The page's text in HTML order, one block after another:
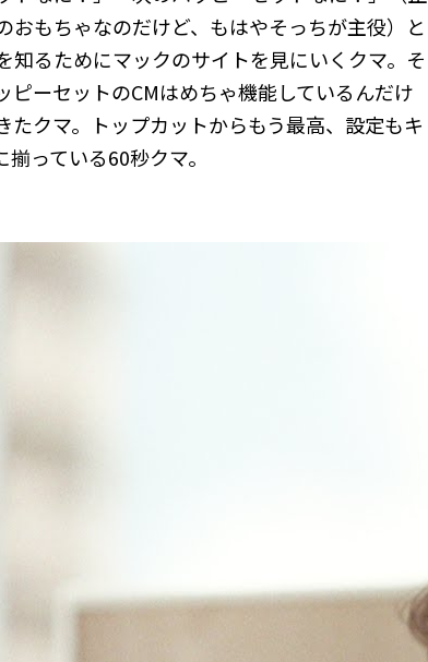
おもちゃなのだけど、もはやそっちが主役）と
知るためにマックのサイトを見にいくクマ。そ
ピーセットのCMはめちゃ機能しているんだけ
たクマ。トップカットからもう最高、設定もキ
っている60秒クマ。